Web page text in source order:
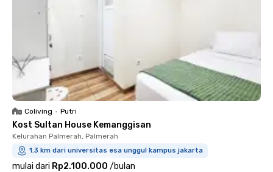
Coliving • Putri
Kost Sultan House Kemanggisan
Kelurahan Palmerah, Palmerah
1.3 km dari universitas esa unggul kampus jakarta
mulai dari Rp2.100.000 /bulan